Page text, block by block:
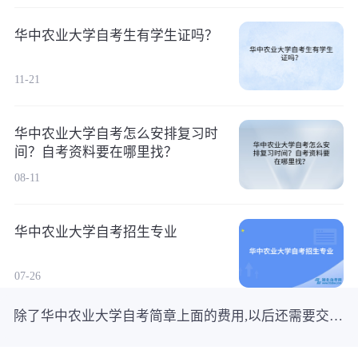
华中农业大学自考生有学生证吗？
11-21
华中农业大学自考怎么安排复习时
间？自考资料要在哪里找？
08-11
华中农业大学自考招生专业
07-26
除了华中农业大学自考简章上面的费用,以后还需要交其他的费用吗